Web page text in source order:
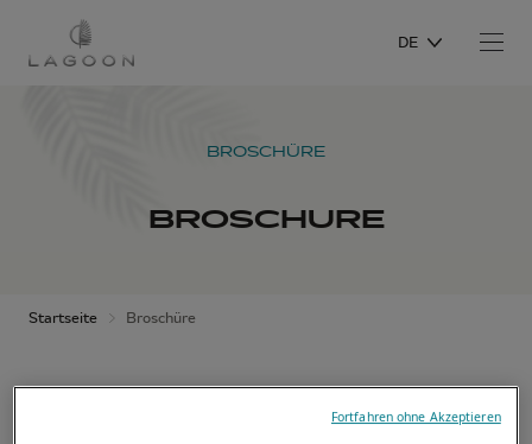
DE
BROSCHÜRE
BROSCHURE
Startseite Broschüre
Füllen Sie dieses Formular aus,
Fortfahren ohne Akzeptieren